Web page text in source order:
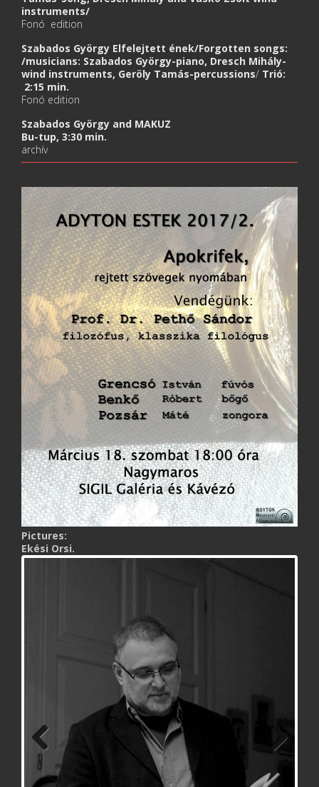
instruments/
Fonó edition
Szabados György Elfelejtett ének/Forgotten songs:
/musicians: Szabados György-piano, Dresch Mihály-
wind instruments, Geröly Tamás-percussions/ Trió:
2:15 min.
Fonó edition
Szabados György and MAKUZ
Bu-tup, 3:30 min.
archív
Pictures:
Ekési Orsi.
Previ
ous